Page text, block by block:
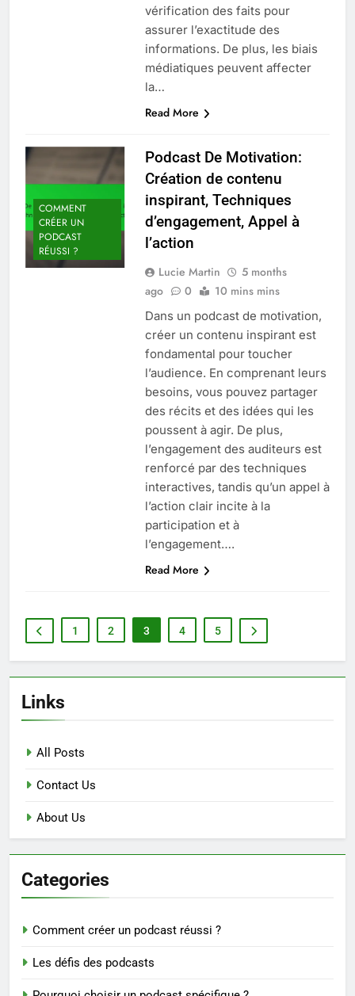
vérification des faits pour
assurer l’exactitude des
informations. De plus, les biais
médiatiques peuvent affecter
la…
Read More
COMMENT
CRÉER UN
PODCAST
RÉUSSI ?
Podcast De Motivation:
Création de contenu
inspirant, Techniques
d’engagement, Appel à
l’action
Lucie Martin
5 months
ago
0 10 mins mins
Dans un podcast de motivation,
créer un contenu inspirant est
fondamental pour toucher
l’audience. En comprenant leurs
besoins, vous pouvez partager
des récits et des idées qui les
poussent à agir. De plus,
l’engagement des auditeurs est
renforcé par des techniques
interactives, tandis qu’un appel à
l’action clair incite à la
participation et à
l’engagement….
Read More
1 2 3 4 5
Links
All Posts
Contact Us
About Us
Categories
Comment créer un podcast réussi ?
Les défis des podcasts